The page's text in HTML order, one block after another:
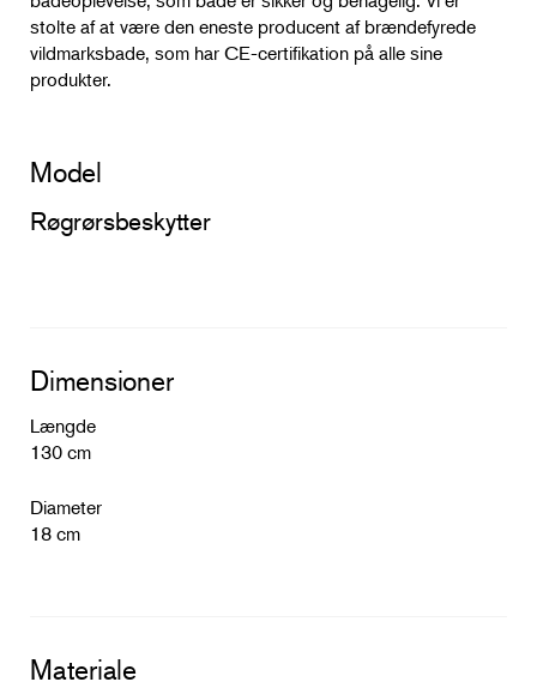
stolte af at være den eneste producent af brændefyrede
vildmarksbade, som har CE-certifikation på alle sine
produkter.
Model
Røgrørsbeskytter
Dimensioner
Længde
130 cm
Diameter
18 cm
Materiale